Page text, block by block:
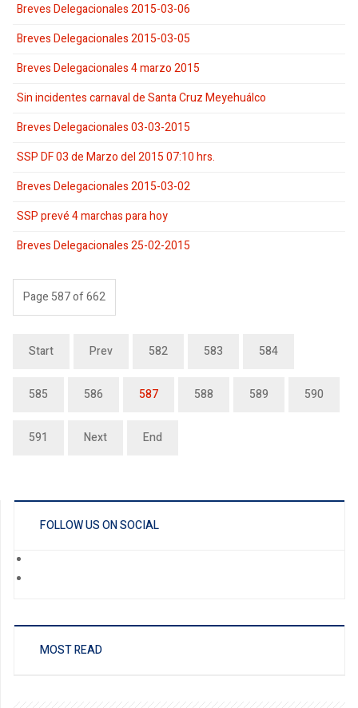
Breves Delegacionales 2015-03-06
Breves Delegacionales 2015-03-05
Breves Delegacionales 4 marzo 2015
Sin incidentes carnaval de Santa Cruz Meyehuálco
Breves Delegacionales 03-03-2015
SSP DF 03 de Marzo del 2015 07:10 hrs.
Breves Delegacionales 2015-03-02
SSP prevé 4 marchas para hoy
Breves Delegacionales 25-02-2015
Page 587 of 662
Start Prev 582 583 584
585 586 587 588 589 590
591 Next End
FOLLOW US ON SOCIAL
MOST READ